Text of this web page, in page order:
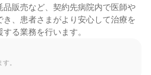
品販売など、契約先病院内で医師や
、患者さまがより安心して治療を
る業務を行います。
。